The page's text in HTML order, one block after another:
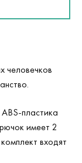
человечков
пластика
имеет 2
входят